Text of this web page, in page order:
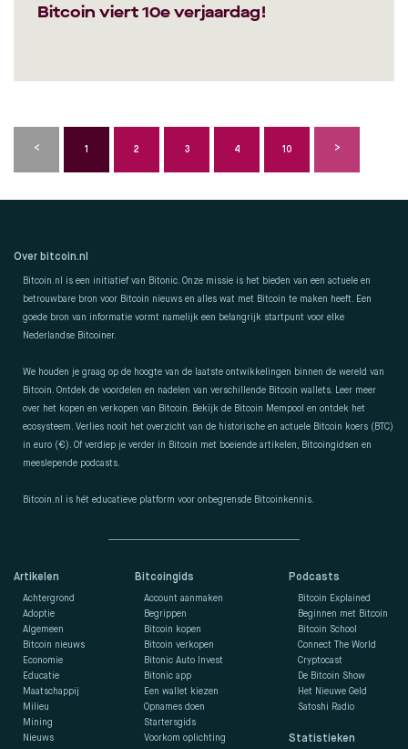
Bitcoin viert 10e verjaardag!
1 2 3 4 10
Artikelen
Achtergrond
Adoptie
Algemeen
Bitcoin nieuws
Economie
Educatie
Maatschappij
Milieu
Mining
Nieuws
Bitcoingids
Account aanmaken
Begrippen
Bitcoin kopen
Bitcoin verkopen
Bitonic Auto Invest
Bitonic app
Een wallet kiezen
Opnames doen
Startersgids
Voorkom oplichting
Podcasts
Bitcoin Explained
Beginnen met Bitcoin
Bitcoin School
Connect The World
Cryptocast
De Bitcoin Show
Het Nieuwe Geld
Satoshi Radio
Statistieken
Over bitcoin.nl
Bitcoin.nl is een initiatief van Bitonic. Onze missie is het bieden van een actuele en
betrouwbare bron voor Bitcoin nieuws en alles wat met Bitcoin te maken heeft. Een
goede bron van informatie vormt namelijk een belangrijk startpunt voor elke
Nederlandse Bitcoiner.
We houden je graag op de hoogte van de laatste ontwikkelingen binnen de wereld van
Bitcoin. Ontdek de voordelen en nadelen van verschillende Bitcoin wallets. Leer meer
over het kopen en verkopen van Bitcoin. Bekijk de Bitcoin Mempool en ontdek het
ecosysteem. Verlies nooit het overzicht van de historische en actuele Bitcoin koers (BTC)
in euro (€). Of verdiep je verder in Bitcoin met boeiende artikelen, Bitcoingidsen en
meeslepende podcasts.
Bitcoin.nl is hét educatieve platform voor onbegrensde Bitcoinkennis.